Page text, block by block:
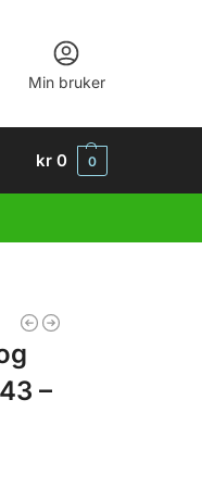
Min bruker
kr 0 0
–